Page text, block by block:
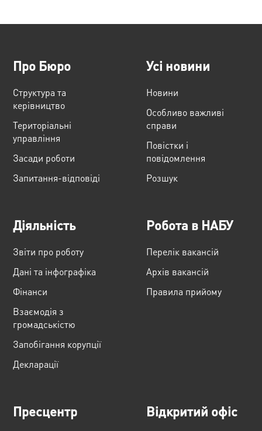
Про Бюро
Структура та
керівництво
Територіальні
управління
Засади роботи
Запитання-відповіді
Усі новини
Новини
Особливо важливі
справи
Повістки і
повідомлення
Розшук
Діяльність
Звіти про роботу
Дані та інфографіка
Фінанси
Взаємодія з
громадськістю
Запобігання корупції
Декларації
Робота в НАБУ
Перелік вакансій
Архів вакансій
Правила прийому
Пресцентр Відкритий офіс